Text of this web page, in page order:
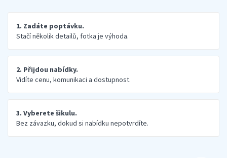
1. Zadáte poptávku.
Stačí několik detailů, fotka je výhoda.
2. Přijdou nabídky.
Vidíte cenu, komunikaci a dostupnost.
3. Vyberete šikulu.
Bez závazku, dokud si nabídku nepotvrdíte.